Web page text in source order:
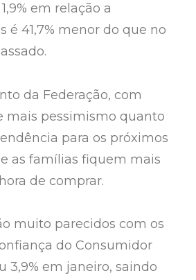
em relação a
é 41,7% menor do que no
da Federação, com
mais pessimismo quanto
para os próximos
as famílias fiquem mais
de comprar.
muito parecidos com os
do Consumidor
3,9% em janeiro, saindo